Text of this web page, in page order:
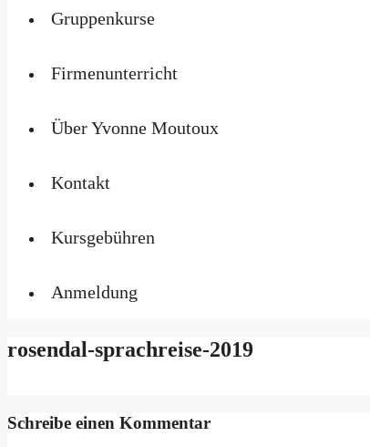
Gruppenkurse
Firmenunterricht
Über Yvonne Moutoux
Kontakt
Kursgebühren
Anmeldung
rosendal-sprachreise-2019
Schreibe einen Kommentar